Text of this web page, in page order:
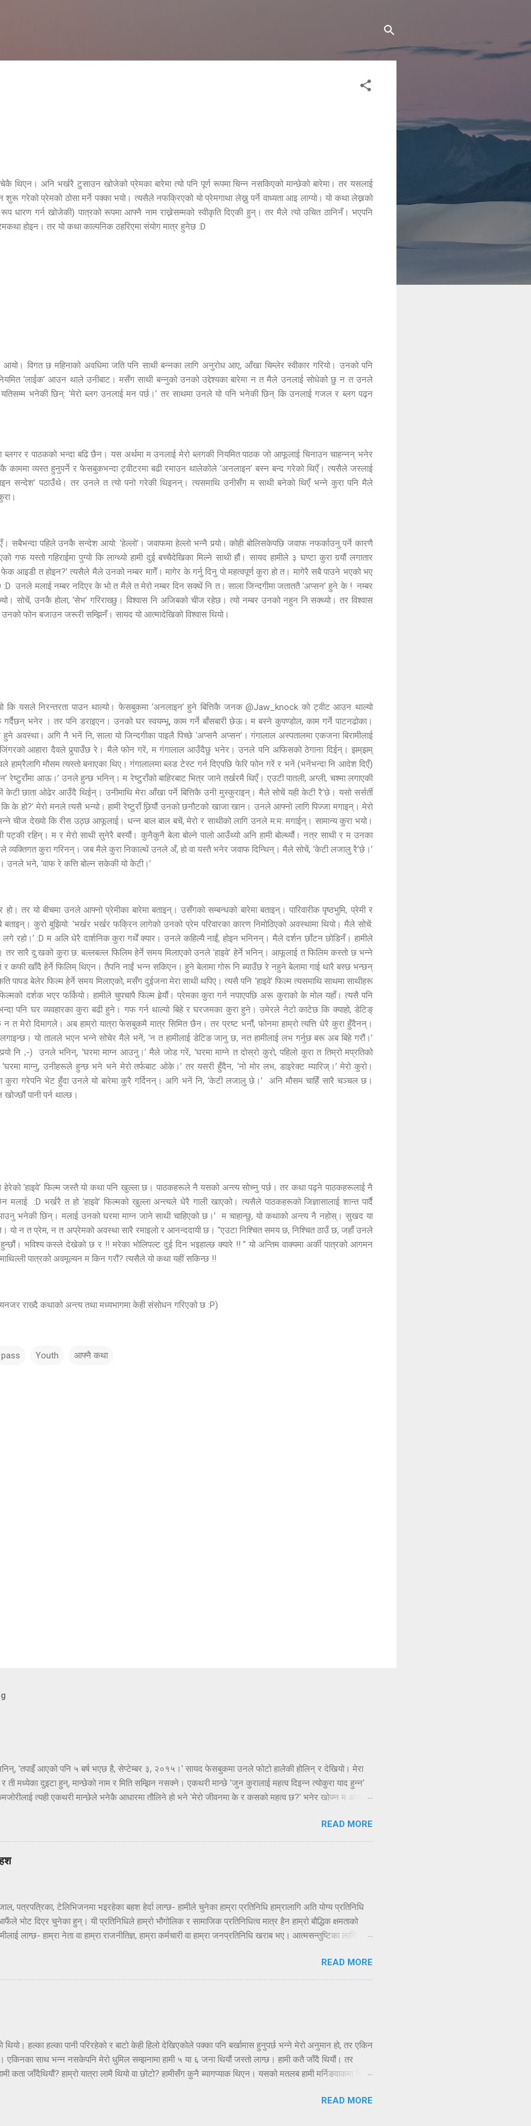
थिएन। अनि भर्खरै टुसाउन खोजेको प्रेमका बारेमा त्यो पनि पूर्ण रूपमा चिन्न नसकिएको मान्छेको बारेमा। तर यसलाई
गरेको प्रेमको ठोसा मर्ने पक्का भयो। त्यसैले नफक्रिएको यो प्रेमगाथा लेख्नु पर्ने वाध्यता आइ लाग्यो। यो कथा लेख्नको
धारण गर्न खोजेकी) पात्रको रूपमा आफ्नै नाम राख्नेसम्मको स्वीकृति दिएकी हुन्। तर मैले त्यो उचित ठानिनँ। भएपनि
होइन। तर यो कथा काल्पनिक ठहरिएमा संयोग मात्र हुनेछ :D
विगत छ महिनाको अवधिमा जति पनि साथी बन्नका लागि अनुरोध आए, आँखा चिम्लेर स्वीकार गरियो। उनको पनि
‘लाईक’ आउन थाले उनीबाट। मसँग साथी बन्नुको उनको उद्देश्यका बारेमा न त मैले उनलाई सोधेको छु न त उनले
भनेकी छिन्: ‘मेरो ब्लग उनलाई मन पर्छ।’ तर साथमा उनले यो पनि भनेकी छिन् कि उनलाई गजल र ब्लग पढ्न
ब्लगर र पाठकको भन्दा बढि छैन। यस अर्थमा म उनलाई मेरो ब्लगकी नियमित पाठक जो आफूलाई चिनाउन चाहन्नन् भनेर
काममा व्यस्त हुनुपर्ने र फेसबुकभन्दा ट्वीटरमा बढी रमाउन थालेकोले ‘अनलाइन’ बस्न बन्द गरेको थिएँ। त्यसैले जस्लाई
सन्देश’ पठाउँथे। तर उनले त त्यो पनो गरेकी थिइनन्। त्यसमाथि उनीसँग म साथी बनेको थिएँ भन्ने कुरा पनि मैले
सबैभन्दा पहिले उनकै सन्देश आयो: ‘हेल्लो’। जवाफमा हेल्लो भन्नै पर्‍यो। कोही बोलिसकेपछि जवाफ नफर्काउनु पर्ने कारणै
गफ यस्तो गहिराईमा पुग्यो कि लाग्थ्यो हामी दुई बच्चैदेखिका मिल्ने साथी हौं। सायद हामीले ३ घण्टा कुरा गर्‍यौं लगातार
आइडी त होइन?’ त्यसैले मैले उनको नम्बर मागेँ। मागेर के गर्नु दिनु पो महत्वपूर्ण कुरा हो त। मागेरै सबै पाउने भएको भए
:D उनले मलाई नम्बर नदिएर के भो त मैले त मेरो नम्बर दिन सक्थें नि त। साला जिन्दगीमा जताततै ‘अप्सन’ हुने के ! नम्बर
सोचें, उनकै होला, ‘सेभ’ गरिराख्छु। विश्वास नि अजिबको चीज रहेछ। त्यो नम्बर उनको नहुन नि सक्थ्यो। तर विश्वास
उनको फोन बजाउन जरूरी सम्झिनँ। सायद यो आत्मादेखिको विश्वास थियो।
कि यसले निरन्तरता पाउन थाल्यो। फेसबुकमा ‘अनलाइन’ हुने बित्तिकै जनक @Jaw_knock को ट्वीट आउन थाल्यो
भनेर । तर पनि डराइएन। उनको घर स्वयम्भू, काम गर्ने बाँसबारी छेऊ। म बस्ने कुपण्डोल, काम गर्ने पाटनढोका।
अवस्था। अगि नै भनें नि, साला यो जिन्दगीका पाइलै पिच्छे ‘अप्सनै अप्सन’। गंगालाल अस्पतालमा एकजना बिरामीलाई
आहारा दैवले पुर्‍याउँछ रे। मैले फोन गरें, म गंगालाल आउँदैछु भनेर। उनले पनि अफिसको ठेगाना दिईन्। झम्‌झम्
हाम्रैलागि मौसम त्यस्तो बनाएका थिए। गंगालालमा ब्लड टेस्ट गर्न दिएपछि फेरि फोन गरें र भनें (भनेंभन्दा नि आदेश दिएँ)
रेष्टुराँमा आऊ।’ उनले हुन्छ भनिन्। म रेष्टुराँको बाहिरबाट भित्र जाने तर्खरमै थिएँ। एउटी पातली, अग्ली, चश्मा लगाएकी
केटी छाता ओढेर आउँदै थिईन्। उनीमाथि मेरा आँखा पर्ने बित्तिकै उनी मुस्कुराइन्। मैले सोचें यही केटी रै’छे। यसो सर्सर्ती
के हो?’ मेरो मनले त्यसै भन्यो। हामी रेष्टुराँ छिर्‍यौं उनको छनौटको खाजा खान। उनले आफ्नो लागि पिज्जा मगाइन्। मेरो
भन्ने चीज देख्यो कि रीस उठ्छ आफूलाई। धन्न बाल बाल बचें, मेरो र साथीको लागि उनले म:म: मगाईन्। सामान्य कुरा भयो।
रहिन्। म र मेरो साथी सुनेरै बस्यौं। कुनैकुनै बेला बोल्ने पालो आउँथ्यो अनि हामी बोल्थ्यौं। नत्र साथी र म उनका
व्यक्तिगत कुरा गरिनन्। जब मैले कुरा निकाल्थें उनले अँ, हो वा यस्तै भनेर जवाफ दिन्थिन्। मैले सोचें, ‘केटी लजालु रै’छे।’
भने, ‘वाफ रे कत्ति बोल्न सकेकी यो केटी।’
हो। तर यो बीचमा उनले आफ्नो प्रेमीका बारेमा बताइन्। उसँगको सम्बन्धको बारेमा बताइन्। पारिवारीक पृष्ठभुमि, प्रेमी र
बताइन्। कुरो बुझियो: ‘भर्खर भर्खर फक्रिन लागेको उनको प्रेम परिवारका कारण निमोठिएको अवस्थामा थियो। मैले सोचें:
लगे रहो।’ :D म अलि धेरै दार्शनिक कुरा गर्थें क्यार। उनले कहिल्यै नाईं, होइन भनिनन्। मैले दर्शन छाँटन छोडिनँ। हामीले
तर सारै दु:खको कुरा छ: बल्लबल्ल फिलिम हेर्ने समय मिलाएको उनले ‘हाइवे’ हेर्ने भनिन्। आफूलाई त फिलिम कस्तो छ भन्ने
र कफी खाँदै हेर्ने फिलिम् थिएन। तैपनि नाईं भन्न सकिएन। हुने बेलामा गोरू नि ब्याउँछ रे नहुने बेलामा गाई थारै बस्छ भन्छन्
पापड बेलेर फिल्म हेर्ने समय मिलाएको, मसँग दुईजना मेरा साथी थपिए। त्यसै पनि ‘हाइवे’ फिल्म त्यसमाथि साथमा साथीहरू
दर्शक भएर फर्कियो। हामीले चुपचापै फिल्म हेर्‍यौं। प्रेमका कुरा गर्न नपाएपछि अरू कुराको के मोल यहाँ। त्यसै पनि
पनि घर व्यवहारका कुरा बढी हुने। गफ गर्न थाल्यो बिहे र घरजमका कुरा हुने। उमेरले नेटो काटेछ कि क्याहो, डेटिङ्
त मेरो दिमागले। अब हाम्रो यात्रा फेसबुकमै मात्र सिमित छैन। तर प्रष्ट भनौं, फोनमा हाम्रो त्यत्ति धेरै कुरा हुँदैनन्।
यो तालले भएन भन्ने सोचेर मैले भनें, ‘न त हामीलाई डेटिङ जानु छ, नत हामीलाई लभ गर्नुछ बरू अब बिहे गरौं।’
नि ;-) उनले भनिन्, ‘घरमा माग्न आउनु।’ मैले जोड गरें, ‘घरमा माग्ने त दोस्रो कुरो, पहिलो कुरा त तिम्रो मप्रतिको
माग्नु, उनीहरूले हुन्छ भने भने मेरो तर्फबाट ओके।’ तर यसरी हुँदैन, ‘नो मोर लभ, डाइरेक्ट म्यारिज्।’ मेरो कुरो।
गरेपनि भेट हुँदा उनले यो बारेमा कुरै गर्दिनन्। अगि भनें नि, ‘केटी लजालु छे।’ अनि मौसम चाहिँ सारै चञ्चल छ।
पानी पर्न थाल्छ।
हेरेको ‘हाइवे’ फिल्म जस्तै यो कथा पनि खुल्ला छ। पाठकहरूले नै यसको अन्त्य सोच्नु पर्छ। तर कथा पढ्ने पाठकहरूलाई नै
मलाई :D भर्खरै त हो ‘हाइवे’ फिल्मको खुल्ला अन्त्यले धेरै गाली खाएको। त्यसैले पाठकहरूको जिज्ञासालाई शान्त पार्दै
भनेकी छिन्। मलाई उनको घरमा माग्न जाने साथी चाहिएको छ।’ म चाहान्छु, यो कथाको अन्त्य नै नहोस्। सुखद या
यो न त प्रेम, न त अप्रेमको अवस्था सारै रमाइलो र आनन्ददायी छ। “एउटा निश्चित समय छ, निश्चित ठाउँ छ, जहाँ उनले
भविश्य कस्ले देखेको छ र !! मरेका भोलिपल्ट दुई दिन भइहाल्छ क्यारे !! ” यो अन्तिम वाक्यमा अर्की पात्रको आगमन
पात्रको अवमूल्यन म किन गरौं? त्यसैले यो कथा यहीं सकिन्छ !!
राख्दै कथाको अन्त्य तथा मध्यभागमा केही संसोधन गरिएको छ :P)
Youth आफ्नै कथा
'तपाइँ आएको पनि ५ बर्ष भएछ है, सेप्टेम्बर ३, २०१५।' सायद फेसबुकमा उनले फोटो हालेकी होलिन् र देखियो। मेरा
ती मध्येका दुइटा हुन्, मान्छेको नाम र मिति सम्झिन नसक्ने। एकथरी मान्छे 'जुन कुरालाई महत्व दिइन्न त्योकुरा याद हुन्न'
त्यही एकथरी मान्छेले भनेकै आधारमा तौलिने हो भने 'मेरो जीवनमा के र कसको महत्व छ?' भनेर खोज्न म असमर्थ
READ MORE
पत्रपत्रिका, टेलिभिजनमा भइरहेका बहश हेर्दा लाग्छ- हामीले चुनेका हाम्रा प्रतिनिधि हाम्रालागि अति योग्य प्रतिनिधि
भोट दिएर चुनेका हुन्। यी प्रतिनिधिले हाम्रो भौगोलिक र सामाजिक प्रतिनिधित्व मात्र हैन हाम्रो बौद्धिक क्षमताको
लाग्छ- हाम्रा नेता वा हाम्रा राजनीतिज्ञ, हाम्रा कर्मचारी वा हाम्रा जनप्रतिनिधि खराब भए। आत्मसन्तुष्टिका लागि
बहशका विषय हेरौं र अहिलेको देशको अवस्था हेरौं। टेलिभिजनमा भइरहेका बहश, पत्रपत्रिकामा भैरहेका बहश पढौं र
बहश केमा गरिरहेका छौं? केही समयदेखि समाजको एउटा तप्का राजेश हमाल महानायक हुन् कि होइनन् भन्ने बहशमा मग्न
पत्रपत्रिकातिर पनि यसबारेमा बुद्धि लडाइरहेका छन् बुद्दिकेबीहरु। तपाइँ एकपटक ...
READ MORE
थियो। हल्का हल्का पानी परिरहेको र बाटो केही हिलो देखिएकोले पक्का पनि बर्खामास हुनुपर्छ भन्ने मेरो अनुमान हो, तर एकिन
एकिनका साथ भन्न नसकेपनि मेरो धुमिल सम्झनामा हामी ५ या ६ जना थियौं जस्तो लाग्छ। हामी कतै जाँदै थियौं। तर
कता जाँदैथियौं? हाम्रो यात्रा लामै थियो वा छोटो? हामीसँग कुनै ब्यागप्याक थिएन। यसको मतलब हामी मर्निङवाकमा थियौं
कारण रोकिएको छ। मान्छेको मन कति किलोमिटर वा माइल प्रतिघण्टामा दौडिन सक्छ? साँच्चि मान्छेको मन दौडिन्छ कि
READ MORE